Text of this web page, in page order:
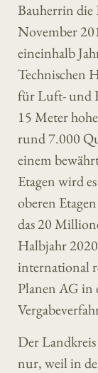
Bauherrin die
November
eineinhalb
Technischen
für Luft- und
15 Meter
rund 7.000
einem
Etagen wird
oberen
das 20
Halbjahr
international
Planen AG in
Der
nur, weil in